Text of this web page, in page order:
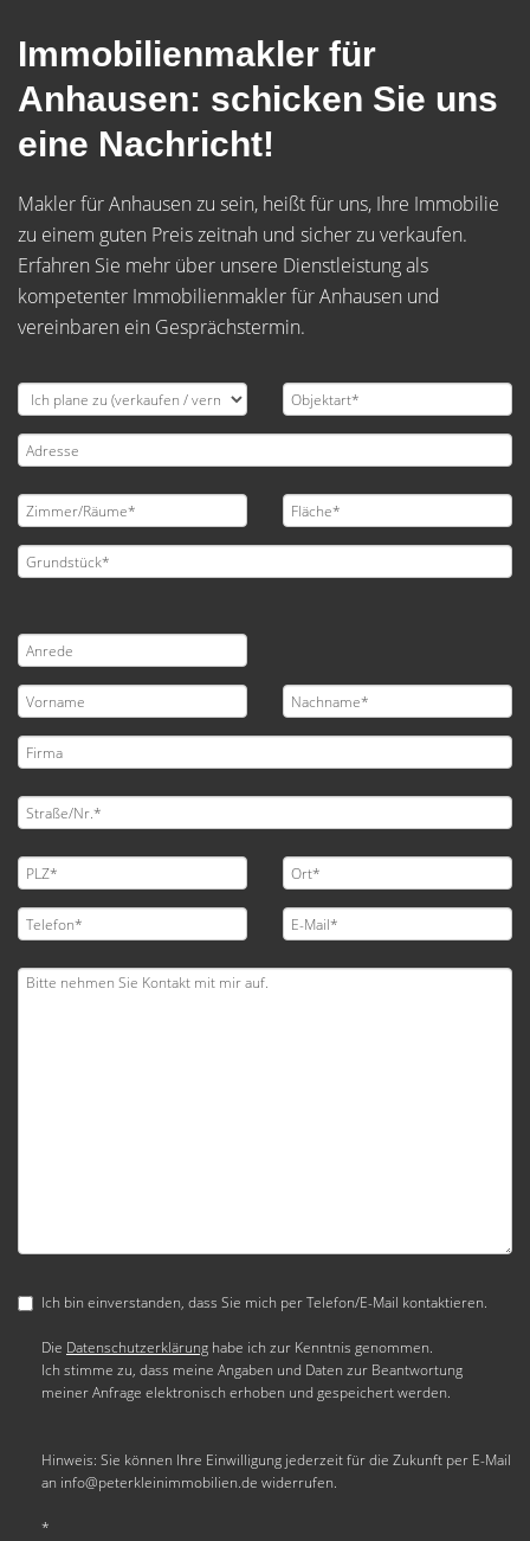
Immobilienmakler für
Anhausen: schicken Sie uns
eine Nachricht!
Makler für Anhausen zu sein, heißt für uns, Ihre Immobilie
zu einem guten Preis zeitnah und sicher zu verkaufen.
Erfahren Sie mehr über unsere Dienstleistung als
kompetenter Immobilienmakler für Anhausen und
vereinbaren ein Gesprächstermin.
Ich bin einverstanden, dass Sie mich per Telefon/E-Mail kontaktieren.
Die Datenschutzerklärung habe ich zur Kenntnis genommen.
Ich stimme zu, dass meine Angaben und Daten zur Beantwortung
meiner Anfrage elektronisch erhoben und gespeichert werden.
Hinweis: Sie können Ihre Einwilligung jederzeit für die Zukunft per E-Mail
an info@peterkleinimmobilien.de widerrufen.
*